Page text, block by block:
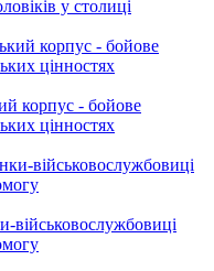
у столиці
корпус - бойове
цінностях
військовослужбовиці